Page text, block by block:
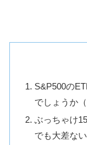
S&P500の
でしょうか
ぶっちゃけ
でも大差な